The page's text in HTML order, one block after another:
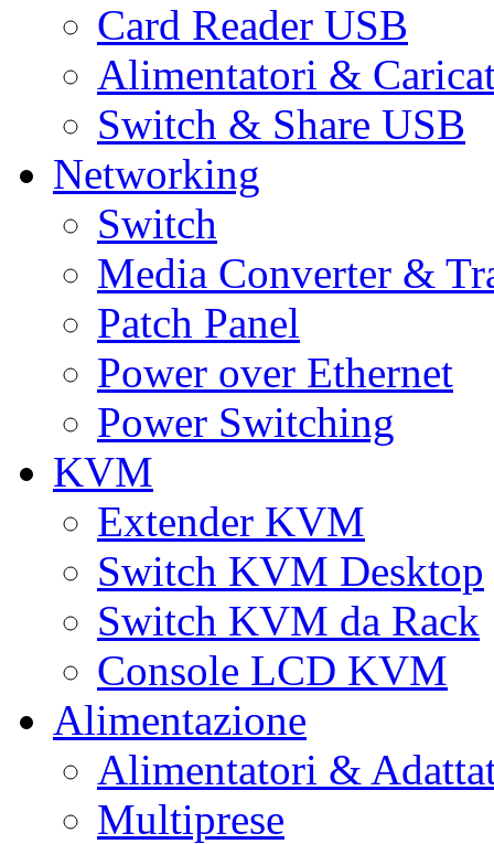
Card Reader USB
Alimentatori &
Switch & Share USB
Networking
Switch
Media Converter &
Patch Panel
Power over Ethernet
Power Switching
KVM
Extender KVM
Switch KVM Desktop
Switch KVM da Rack
Console LCD KVM
Alimentazione
Alimentatori &
Multiprese